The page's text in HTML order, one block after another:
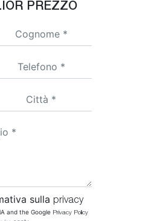
PREZZO
sulla privacy
and the Google Privacy Policy